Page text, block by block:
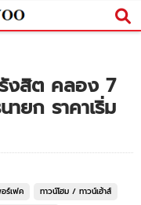
งสิต คลอง 7
ยก ราคาเริ่ม
ร์เฟค
ทาวน์โฮม / ทาวน์เฮ้าส์